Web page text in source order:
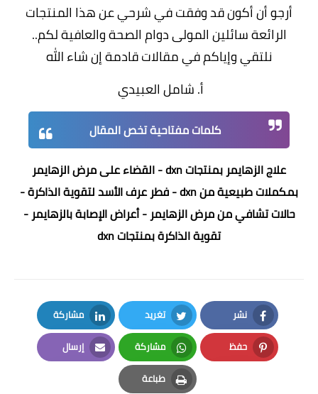
أرجو أن أكون قد وفقت في شرحي عن هذا المنتجات
الرائعة سائلين المولى دوام الصحة والعافية لكم..
نلتقي وإياكم في مقالات قادمة إن شاء الله
أ. شامل العبيدي
كلمات مفتاحية تخص المقال
علاج الزهايمر بمنتجات dxn - القضاء على مرض الزهايمر
بمكملات طبيعية من dxn - فطر عرف الأسد لتقوية الذاكرة -
حالات تشافي من مرض الزهايمر - أعراض الإصابة بالزهايمر -
تقوية الذاكرة بمنتجات dxn
نشر
Facebook
تغريد
Twitter
مشاركة
LinkedIn
حفظ
Pinterest
مشاركة
Whatsapp
إرسال
Email
طباعة